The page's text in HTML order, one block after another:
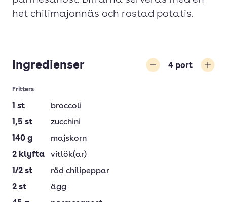
het chilimajonnäs och rostad potatis.
Ingredienser 4 port
Fritters
1 st
broccoli
1,5 st
zucchini
140 g
majskorn
2 klyfta
vitlök(ar)
1/2 st
röd chilipeppar
2 st
ägg